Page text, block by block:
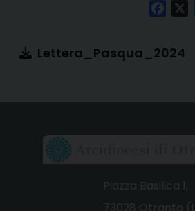
Lettera_Pasqua_2024